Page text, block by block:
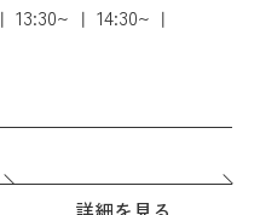
13:30~
14:30~